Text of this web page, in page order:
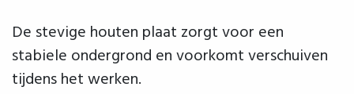
De stevige houten plaat zorgt voor een
stabiele ondergrond en voorkomt verschuiven
tijdens het werken.